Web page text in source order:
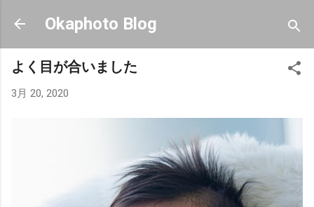
スキップしてメイン コンテンツに移動
Okaphoto Blog
よく目が合いました
3月 20, 2020